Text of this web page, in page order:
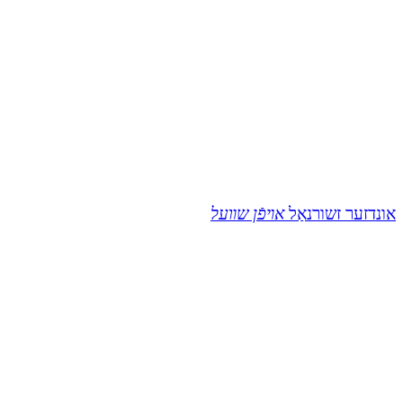
אונדזער זשורנאַלאױפֿן שװעל